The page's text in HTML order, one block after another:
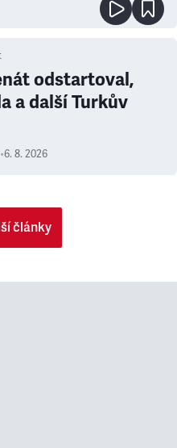
odstartoval,
a další Turkův
•6. 8. 2026
články